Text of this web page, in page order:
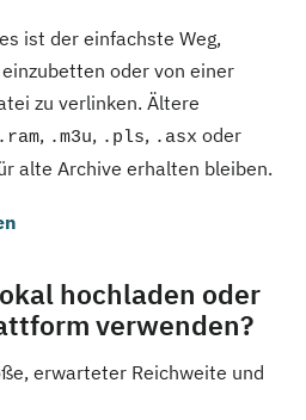
ist der einfachste Weg,
einzubetten oder von einer
zu verlinken. Ältere
.ram, .m3u, .pls, .asx oder
alte Archive erhalten bleiben.
hochladen oder
verwenden?
erwarteter Reichweite und